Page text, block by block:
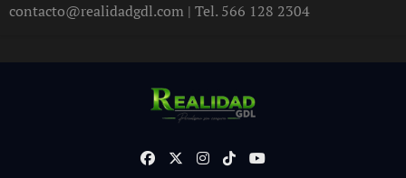
contacto@realidadgdl.com | Tel. 566 128 2304